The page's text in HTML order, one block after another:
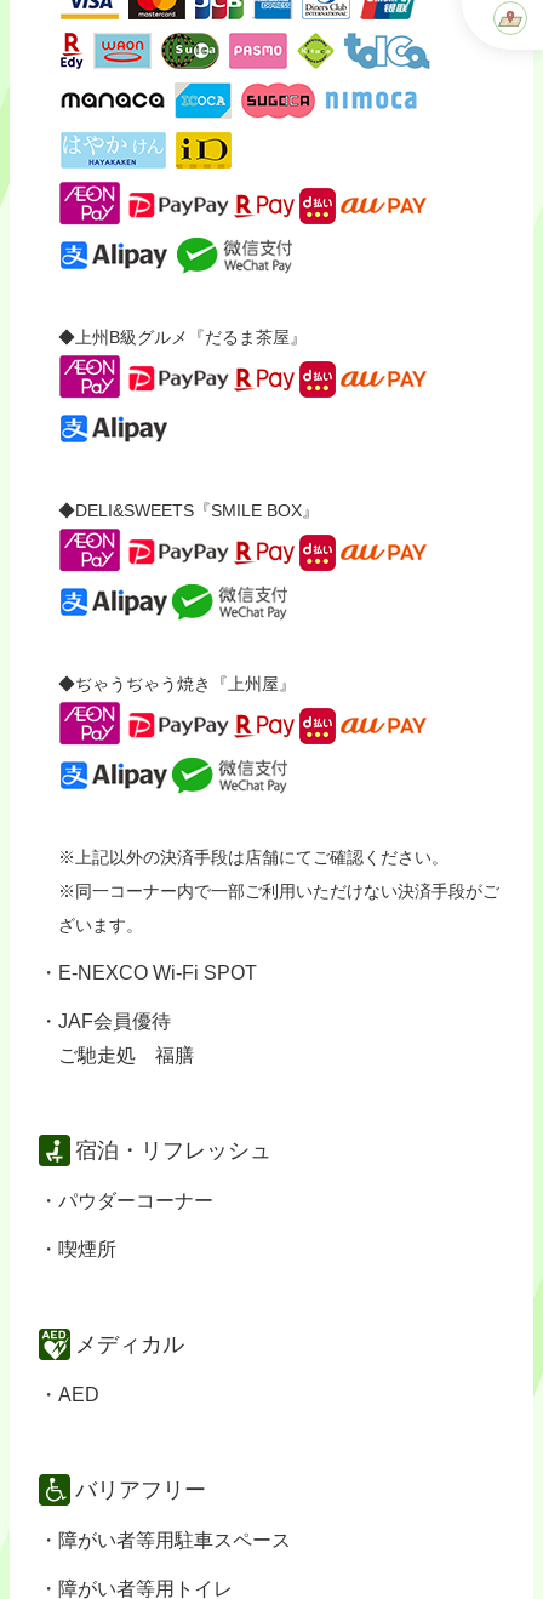
◆上州B級グルメ『だるま茶屋』
◆DELI&SWEETS『SMILE BOX』
◆ぢゃうぢゃう焼き『上州屋』
※上記以外の決済手段は店舗にてご確認ください。
※同一コーナー内で一部ご利用いただけない決済手段がご
ざいます。
E-NEXCO Wi-Fi SPOT
JAF会員優待
ご馳走処 福膳
宿泊・リフレッシュ
パウダーコーナー
喫煙所
メディカル
AED
バリアフリー
障がい者等用駐車スペース
障がい者等用トイレ